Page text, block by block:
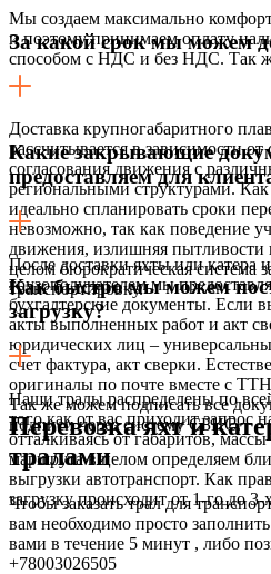
Мы создаем максимально
и поэтому принимаем оплату
способом с НДС и без НДС. Так
За какой срок мы можем
Доставка крупногабаритного
рассчитывается в зависимости
согласования движения с
региональными структурами. Как
идеально спланировать сроки
невозможно, так как поведение
движения, излишняя
целом бюрократическая система
транспортировку.
Какие закрывающие
предоставляем для
После доставки яхты или
грузополучателем мы
бухгалтерские документы. Если
акты выполненных работ и акт
юридических лиц –
счет фактура, акт сверки.
оригиналы по почте вместе с
Так же можем подписать все
подписи через систему СБИС.
Как быстро мы можем
загрузку?
Наши тралы распределены по
того как от вас приходит запрос
отталкиваясь от габаритов,
маршрута в целом определяем
выгрузки автотранспорт. Как
загрузку происходит от 1-го до 3-
Перевозка яхт и
тралами
Чтобы заказать трал для
вам необходимо просто
вами в течение 5 минут , либо
+78003026505